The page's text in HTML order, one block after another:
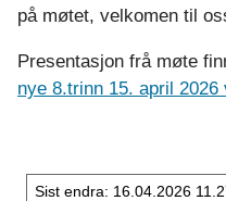
på møtet, velkomen til
Presentasjon frå møte
nye 8.trinn 15. april 2026
Sist endra 16.04.2026